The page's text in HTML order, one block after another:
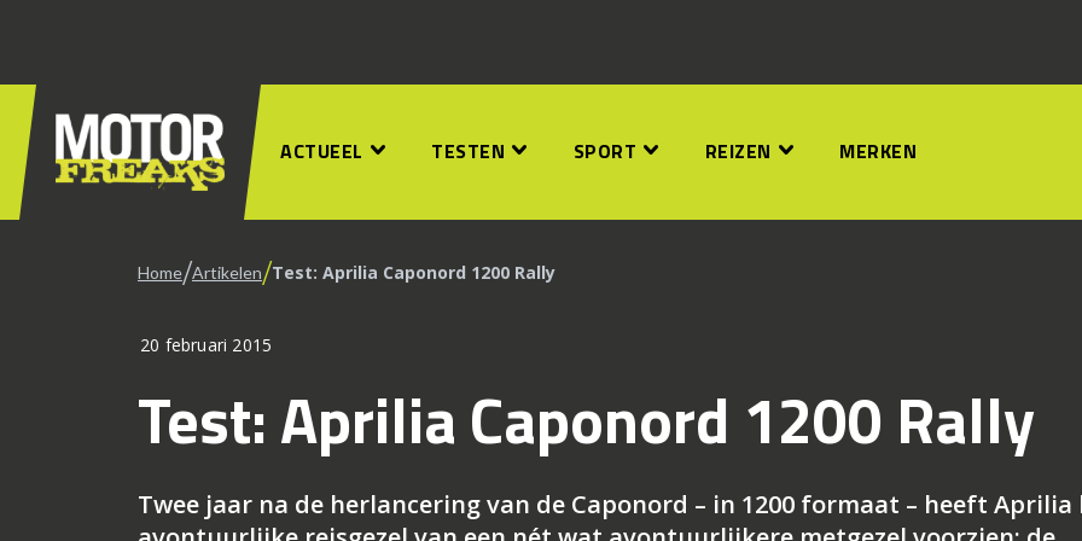
ACTUEEL TESTEN SPORT REIZEN MERKEN
Home/Artikelen/Test: Aprilia Caponord 1200 Rally
20 februari 2015
Test: Aprilia Caponord 1200 Rally
Twee jaar na de herlancering van de Caponord – in 1200 formaat – heeft Aprilia